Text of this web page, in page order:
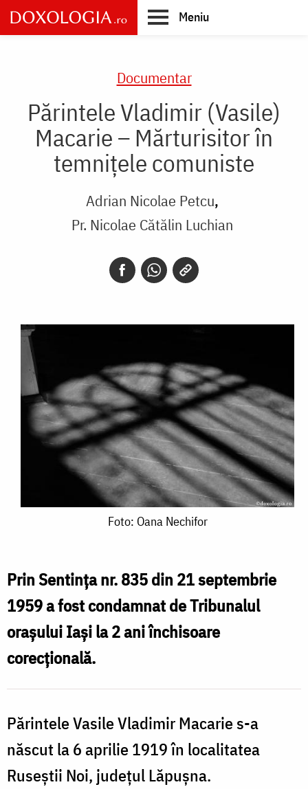
Skip
to
main
Meniu
Documentar
Părintele Vladimir (Vasile)
Macarie – Mărturisitor în
temnițele comuniste
Adrian Nicolae Petcu
Pr. Nicolae Cătălin Luchian
Foto: Oana Nechifor
Prin Sentința nr. 835 din 21 septembrie
1959 a fost condamnat de Tribunalul
orașului Iași la 2 ani închisoare
corecțională.
Părintele Vasile Vladimir Macarie s-a
născut la 6 aprilie 1919 în localitatea
Ruseștii Noi, județul Lăpușna.